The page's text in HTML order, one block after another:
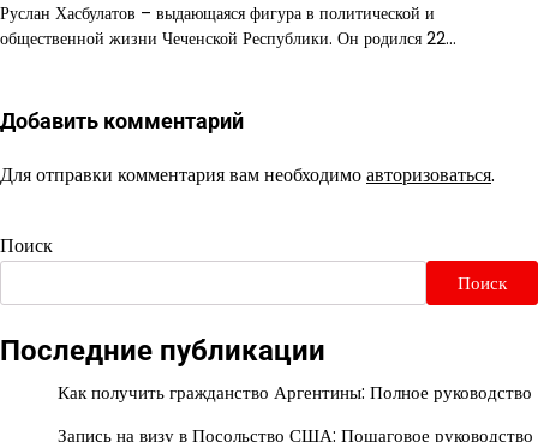
Руслан Хасбулатов – выдающаяся фигура в политической и
общественной жизни Чеченской Республики. Он родился 22…
Добавить комментарий
Для отправки комментария вам необходимоавторизоваться.
Поиск
Поиск
Последние публикации
Как получить гражданство Аргентины: Полное руководство
Запись на визу в Посольство США: Пошаговое руководство